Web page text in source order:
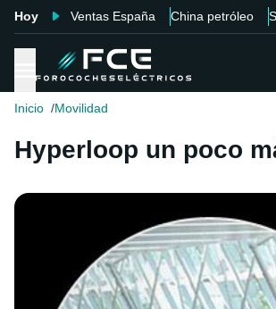
Hoy Ventas España China petróleo
Inicio Movilidad
Hyperloop un poco